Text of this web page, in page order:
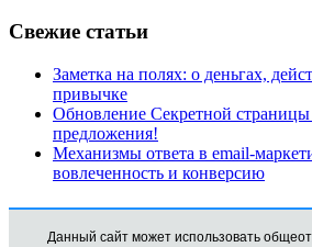
Свежие статьи
Заметка на полях: о деньгах,
привычке
Обновление Секретной
предложения!
Механизмы ответа в email-
вовлеченность и конверсию
Рубрики
Данный сайт может использовать